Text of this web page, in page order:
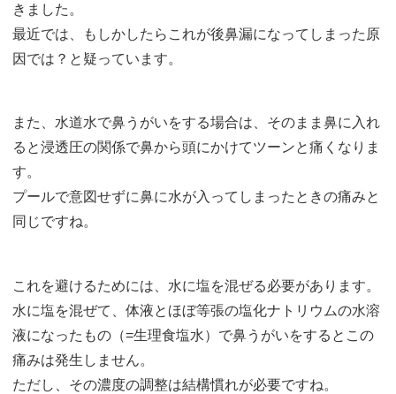
きました。
最近では、もしかしたらこれが後鼻漏になってしまった原
因では？と疑っています。
また、水道水で鼻うがいをする場合は、そのまま鼻に入れ
ると浸透圧の関係で鼻から頭にかけてツーンと痛くなりま
す。
プールで意図せずに鼻に水が入ってしまったときの痛みと
同じですね。
これを避けるためには、水に塩を混ぜる必要があります。
水に塩を混ぜて、体液とほぼ等張の塩化ナトリウムの水溶
液になったもの（=生理食塩水）で鼻うがいをするとこの
痛みは発生しません。
ただし、その濃度の調整は結構慣れが必要ですね。